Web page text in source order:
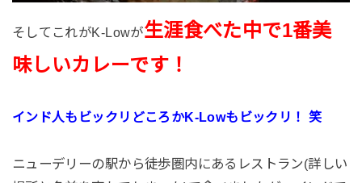
そしてこれがK-Lowが生涯食べた中で1番美
味しいカレーです！
インド人もビックリどころかK-Lowもビックリ！ 笑
ニューデリーの駅から徒歩圏内にあるレストラン(詳しい